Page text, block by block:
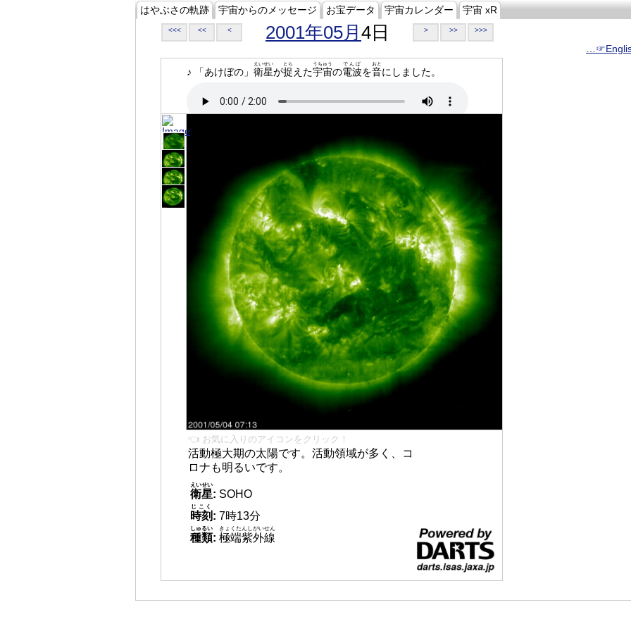
はやぶさの軌跡 宇宙からのメッセージ お宝データ 宇宙カレンダー 宇宙 xR
<<< << < 2001年05月 4日 > >> >>>
♪ 「あけぼの」 衛星
えいせい
が捉
とら
えた宇宙
うちゅう
の電波
でんぱ
を音
おと
にしました。
👈 お気に入りのアイコンをクリック！
活動極大期の太陽です。活動領域が多く、コ
ロナも明るいです。
衛星
えいせい
: SOHO
時刻
じこく
: 7時13分
種類
しゅるい
: 極端紫外線
きょくたんしがいせん